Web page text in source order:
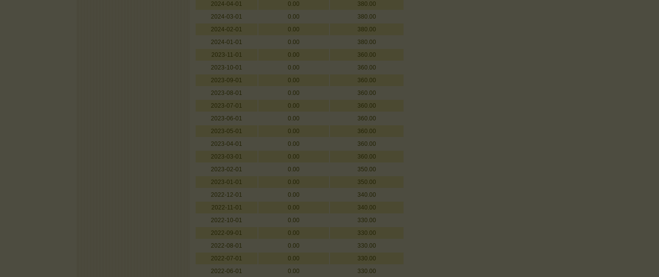
2024-04-01
0.00
380.00
2024-03-01
0.00
380.00
2024-02-01
0.00
380.00
2024-01-01
0.00
380.00
2023-11-01
0.00
360.00
2023-10-01
0.00
360.00
2023-09-01
0.00
360.00
2023-08-01
0.00
360.00
2023-07-01
0.00
360.00
2023-06-01
0.00
360.00
2023-05-01
0.00
360.00
2023-04-01
0.00
360.00
2023-03-01
0.00
360.00
2023-02-01
0.00
350.00
2023-01-01
0.00
350.00
2022-12-01
0.00
340.00
2022-11-01
0.00
340.00
2022-10-01
0.00
330.00
2022-09-01
0.00
330.00
2022-08-01
0.00
330.00
2022-07-01
0.00
330.00
2022-06-01
0.00
330.00